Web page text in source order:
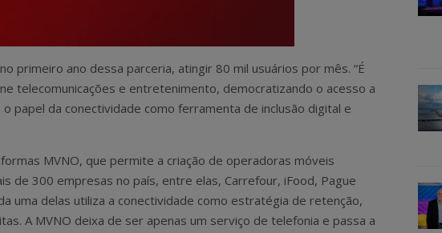
primeiro ano dessa parceria, atingir 80 mil usuários por mês. “É
telecomunicações e entretenimento, democratizando o acesso a
papel da conectividade como ferramenta de inclusão digital e
MVNO, que permite a criação de operadoras móveis
de 300 empresas no país, entre elas, Carrefour, iFood, Pague
uma delas utiliza a conectividade como estratégia de retenção,
A MVNO deixa de ser apenas um serviço de telefonia e passa a